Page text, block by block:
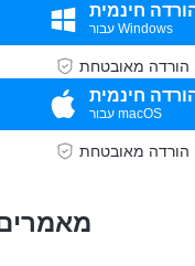
חינמית
עבור Windows
הורדה מאובטחת
חינמית
עבור macOS
הורדה מאובטחת